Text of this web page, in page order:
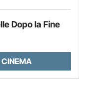
Dopo la Fine